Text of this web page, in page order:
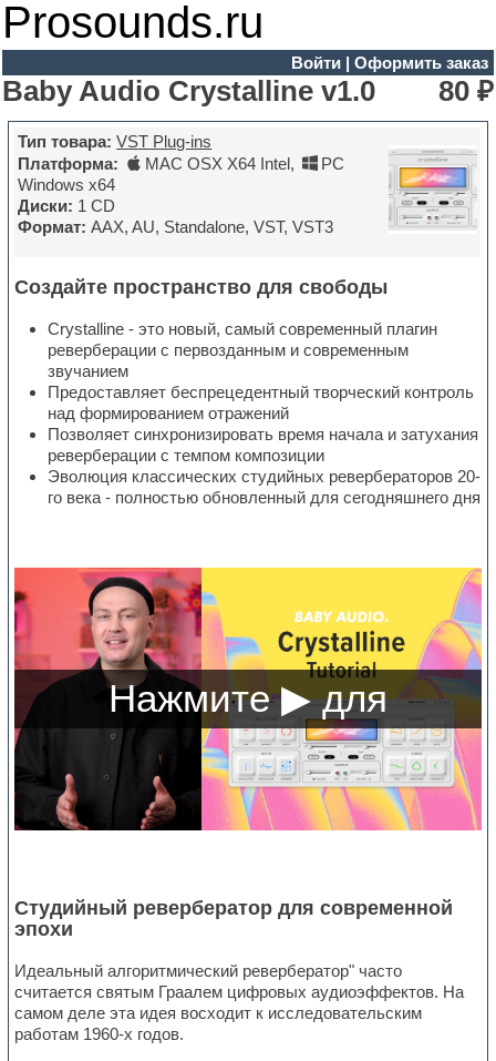
Prosounds.ru
Войти| Оформить заказ
Baby Audio Crystalline v1.0 80 ₽
Тип товара: VST Plug-ins
Платформа:
MAC OSX X64 Intel,
PC
Windows x64
Диски: 1 CD
Формат: AAX, AU, Standalone, VST, VST3
Создайте пространство для свободы
Crystalline - это новый, самый современный плагин
реверберации с первозданным и современным
звучанием
Предоставляет беспрецедентный творческий контроль
над формированием отражений
Позволяет синхронизировать время начала и затухания
реверберации с темпом композиции
Эволюция классических студийных ревербераторов 20-
го века - полностью обновленный для сегодняшнего дня
Студийный ревербератор для современной
эпохи
Идеальный алгоритмический ревербератор" часто
считается святым Граалем цифровых аудиоэффектов. На
самом деле эта идея восходит к исследовательским
работам 1960-х годов.